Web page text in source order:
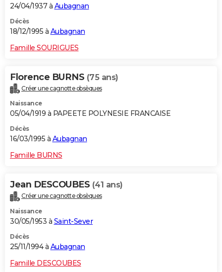
24/04/1937 à Aubagnan
Décès
18/12/1995 à Aubagnan
Famille SOURIGUES
Florence BURNS (75 ans)
Créer une cagnotte obsèques
Naissance
05/04/1919 à PAPEETE POLYNESIE FRANCAISE
Décès
16/03/1995 à Aubagnan
Famille BURNS
Jean DESCOUBES (41 ans)
Créer une cagnotte obsèques
Naissance
30/05/1953 à Saint-Sever
Décès
25/11/1994 à Aubagnan
Famille DESCOUBES